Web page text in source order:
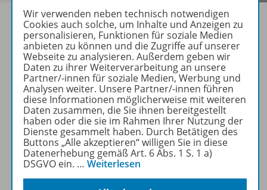
Sofort profitieren
Zum Newsletter anmelden
Folgen Sie uns auf Social Media
Wir verwenden neben technisch notwendigen
Cookies auch solche, um Inhalte und Anzeigen zu
personalisieren, Funktionen für soziale Medien
anbieten zu können und die Zugriffe auf unserer
Webseite zu analysieren. Außerdem geben wir
Daten zu ihrer Weiterverarbeitung an unsere
Partner/-innen für soziale Medien, Werbung und
Analysen weiter. Unsere Partner/-innen führen
diese Informationen möglicherweise mit weiteren
Daten zusammen, die Sie ihnen bereitgestellt
haben oder die sie im Rahmen Ihrer Nutzung der
Dienste gesammelt haben. Durch Betätigen des
Buttons „Alle akzeptieren“ willigen Sie in diese
Datenerhebung gemäß Art. 6 Abs. 1 S. 1 a)
DSGVO ein. … Weiterlesen